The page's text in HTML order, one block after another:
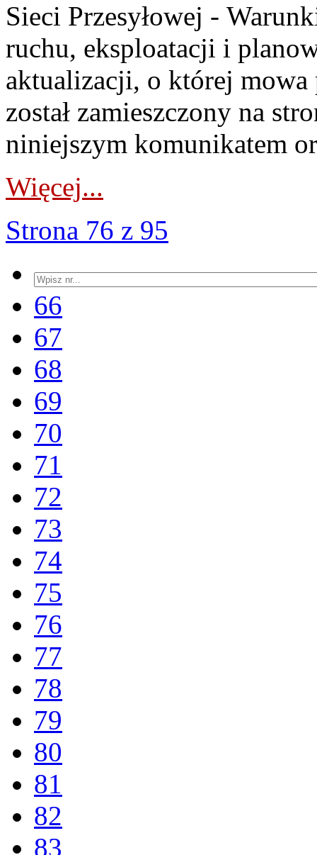
Sieci Przesyłowej -
ruchu, eksploatacji i
aktualizacji, o której
został zamieszczony na
niniejszym komunikatem
Więcej...
Strona 76 z 95
66
67
68
69
70
71
72
73
74
75
76
77
78
79
80
81
82
83